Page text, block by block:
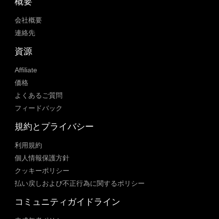
会社概要
連絡先
資源
Affiliate
価格
よくあるご質問
フィードバック
規約とプライバシー
利用規約
個人情報保護方針
クッキーポリシー
払い戻しおよび不正行為に関するポリシー
コミュニティガイドライン